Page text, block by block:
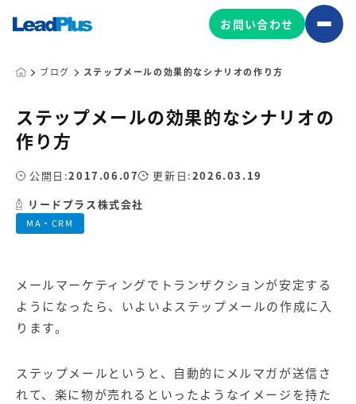
広告プロモーション
MA/CRM/SFA導入・運用
Web制作
マーケティングコンサルティング
Leadplus One
ボード
マーケティングサービスの製品
ア
マーケティングサービス
ング
サービス
お問い合わせ
ブログ ステップメールの効果的なシナリオの作り方
ステップメールの効果的なシナリオの
作り方
MA・CRM
公開日:2017.06.07 更新日:2026.03.19
リードプラス株式会社
メールマーケティングでトランザクションが安定する
ようになったら、いよいよステップメールの作成に入
ります。
ステップメールというと、自動的に メルマガが送信さ
れて、楽に物が売れるといったようなイメージを持た